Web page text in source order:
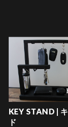
KEY STAND |
ド